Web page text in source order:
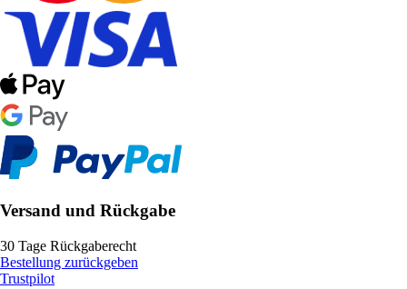
Versand und Rückgabe
30 Tage Rückgaberecht
Bestellung zurückgeben
Trustpilot